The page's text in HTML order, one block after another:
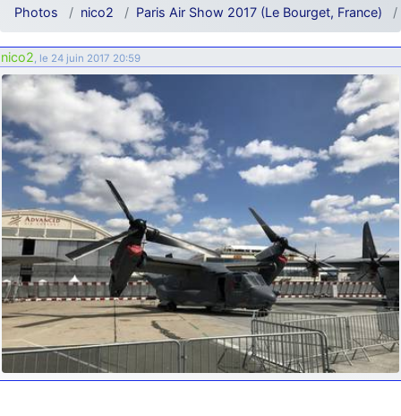
bien sûr que oui !
je suis un avion@,._,+: Bonjour je viens d'arriver il y a quelques
moi et quelques avions n'ont pas les mêmes noms qu'aujourd'hui
ouakamois
: Bonjourà toutes et à tous.en espérantque ces
quelques images du Pays Basque vous auront plu ; Agur…
d9pouces: Je me rattraperai à la Ferté samedi
d9pouces : Malheureusement non un peu trop loin pour moi !
fox_50: Bonjour, certains parmis vous étaient-ils présent au
meeting de Lann Bihoué de 2026 ?
cachée dans les pins: Coucou et excellente année 2026 à tous et
au site!
jericho: Bonne année et tous mes meilleurs voeux à tous pour
2026 !
little boy: je vous souhaite un bon réveillon pour cette nouvelle
année!
Photos nico2 Paris Air Show 2017 (Le Bourget, France)
nico2, le 24 juin 2017 20:59